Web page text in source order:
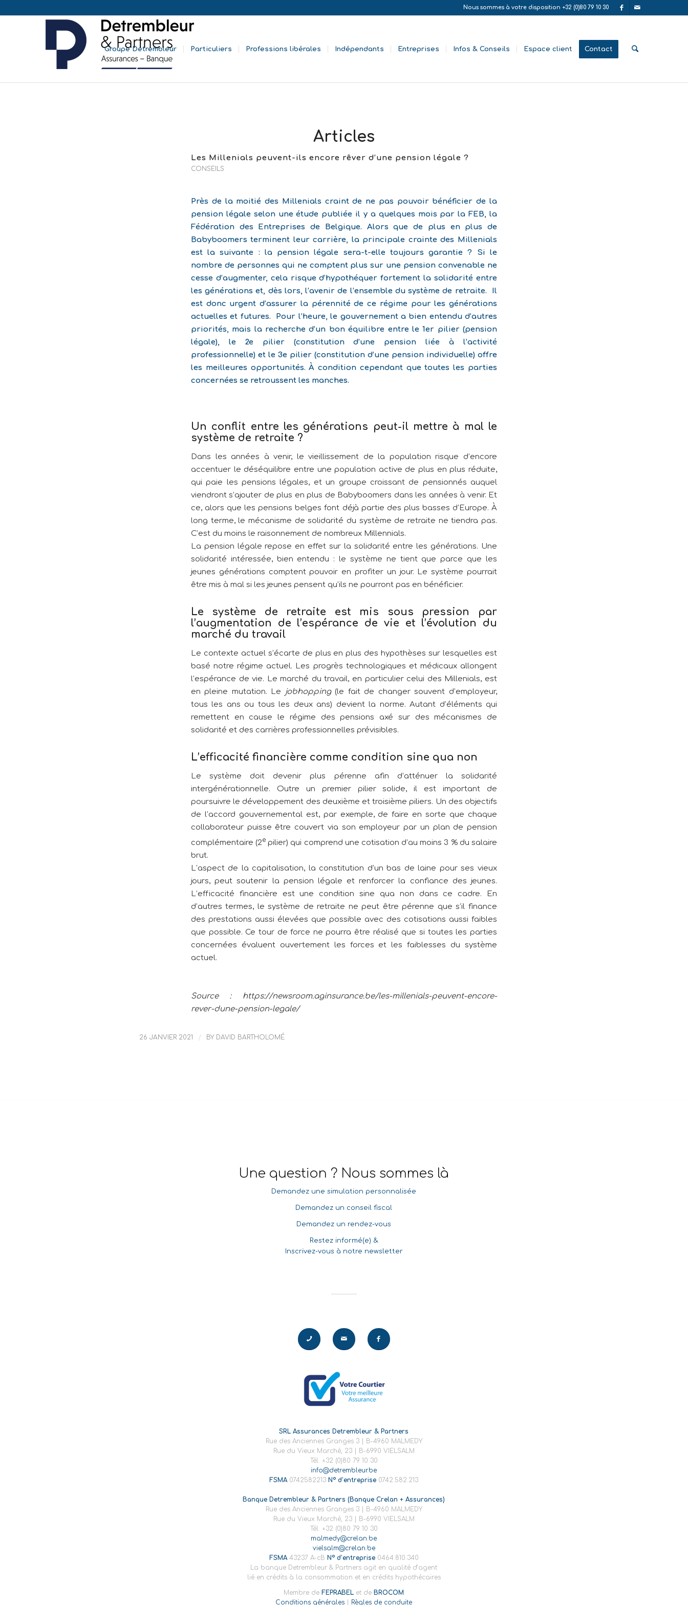
Nous sommes à votre disposition +32 (0)80 79 10 30
Groupe Detrembleur Particuliers Professions libérales Indépendants Entreprises Infos & Conseils Espace client Contact
Articles
Les Millenials peuvent-ils encore rêver d’une pension légale ?
CONSEILS
Près de la moitié des Millenials craint de ne pas pouvoir bénéficier de la
pension légale selon une étude publiée il y a quelques mois par la FEB, la
Fédération des Entreprises de Belgique. Alors que de plus en plus de
Babyboomers terminent leur carrière, la principale crainte des Millenials
est la suivante : la pension légale sera-t-elle toujours garantie ? Si le
nombre de personnes qui ne comptent plus sur une pension convenable ne
cesse d’augmenter, cela risque d’hypothéquer fortement la solidarité entre
les générations et, dès lors, l’avenir de l’ensemble du système de retraite. Il
est donc urgent d’assurer la pérennité de ce régime pour les générations
actuelles et futures. Pour l’heure, le gouvernement a bien entendu d’autres
priorités, mais la recherche d’un bon équilibre entre le 1er pilier (pension
légale), le 2e pilier (constitution d’une pension liée à l’activité
professionnelle) et le 3e pilier (constitution d’une pension individuelle) offre
les meilleures opportunités. À condition cependant que toutes les parties
concernées se retroussent les manches.
Un conflit entre les générations peut-il mettre à mal le
système de retraite ?
Dans les années à venir, le vieillissement de la population risque d’encore
accentuer le déséquilibre entre une population active de plus en plus réduite,
qui paie les pensions légales, et un groupe croissant de pensionnés auquel
viendront s’ajouter de plus en plus de Babyboomers dans les années à venir. Et
ce, alors que les pensions belges font déjà partie des plus basses d’Europe. À
long terme, le mécanisme de solidarité du système de retraite ne tiendra pas.
C’est du moins le raisonnement de nombreux Millennials.
La pension légale repose en effet sur la solidarité entre les générations. Une
solidarité intéressée, bien entendu : le système ne tient que parce que les
jeunes générations comptent pouvoir en profiter un jour. Le système pourrait
être mis à mal si les jeunes pensent qu’ils ne pourront pas en bénéficier.
Le système de retraite est mis sous pression par
l’augmentation de l’espérance de vie et l’évolution du
marché du travail
Le contexte actuel s’écarte de plus en plus des hypothèses sur lesquelles est
basé notre régime actuel. Les progrès technologiques et médicaux allongent
l’espérance de vie. Le marché du travail, en particulier celui des Millenials, est
en pleine mutation. Le
jobhopping(le fait de changer souvent d’employeur,
tous les ans ou tous les deux ans) devient la norme. Autant d’éléments qui
remettent en cause le régime des pensions axé sur des mécanismes de
solidarité et des carrières professionnelles prévisibles.
L’efficacité financière comme condition sine qua non
Le système doit devenir plus pérenne afin d’atténuer la solidarité
intergénérationnelle. Outre un premier pilier solide, il est important de
poursuivre le développement des deuxième et troisième piliers. Un des objectifs
de l’accord gouvernemental est, par exemple, de faire en sorte que chaque
collaborateur puisse être couvert via son employeur par un plan de pension
complémentaire (2e pilier) qui comprend une cotisation d’au moins 3 % du salaire
brut.
L’aspect de la capitalisation, la constitution d’un bas de laine pour ses vieux
jours, peut soutenir la pension légale et renforcer la confiance des jeunes.
L’efficacité financière est une condition sine qua non dans ce cadre. En
d’autres termes, le système de retraite ne peut être pérenne que s’il finance
des prestations aussi élevées que possible avec des cotisations aussi faibles
que possible. Ce tour de force ne pourra être réalisé que si toutes les parties
concernées évaluent ouvertement les forces et les faiblesses du système
actuel.
Source : https://newsroom.aginsurance.be/les-millenials-peuvent-encore-
rever-dune-pension-legale/
26 JANVIER 2021 / BY DAVID BARTHOLOMÉ
Une question ? Nous sommes là
Demandez une simulation personnalisée
Demandez un conseil fiscal
Demandez un rendez-vous
Restez informé(e) &
Inscrivez-vous à notre newsletter
SRL Assurances Detrembleur & Partners
Rue des Anciennes Granges 3 | B-4960 MALMEDY
Rue du Vieux Marché, 23 | B-6990 VIELSALM
Tél. +32 (0)80 79 10 30
info@detrembleur.be
FSMA0742582213 N° d’entreprise 0742.582.213
Banque Detrembleur & Partners (Banque Crelan + Assurances)
Rue des Anciennes Granges 3 | B-4960 MALMEDY
Rue du Vieux Marché, 23 | B-6990 VIELSALM
Tél. +32 (0)80 79 10 30
malmedy@crelan.be
vielsalm@crelan.be
FSMA43237 A-cB N° d’entreprise 0464.810.340
La banque Detrembleur & Partners agit en qualité d’agent
lié en crédits à la consommation et en crédits hypothécaires
Membre de FEPRABEL et de BROCOM
Conditions générales
Règles de conduite